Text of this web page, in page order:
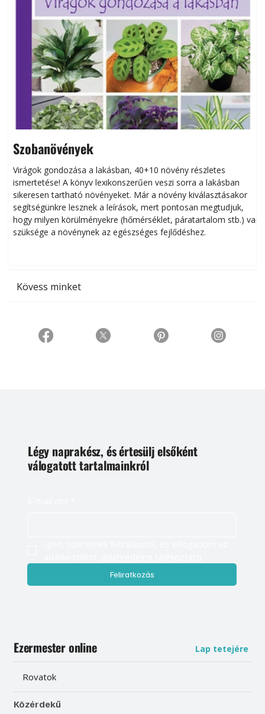
Szobanövények
Virágok gondozása a lakásban, 40+10 növény részletes
ismertetése! A könyv lexikonszerűen veszi sorra a lakásban
sikeresen tart­ha­tó növényeket. Már a növény kiválasztásakor
segítségünkre lesznek a leírások, mert pontosan megtudjuk,
hogy milyen körülményekre (hőmérséklet, páratartalom stb.) van
szüksége a növénynek az egészséges fejlődéshez.
Kövess minket
Légy naprakész, és értesülj elsőként
válogatott tartalmainkról
Feliratkozás
Ezermester online Lap tetejére
Rovatok
Közérdekű